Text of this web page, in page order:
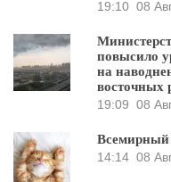
19:10 08
повысило
на
восточных
19:09 08
Всемирный
14:14 08